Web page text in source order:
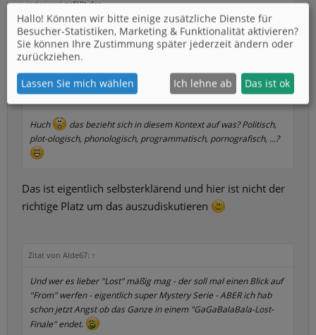
inderiegelgefällt das.
inderiegel
Neuling
Zitat von 3way:↑
Huch
das bezieht sich in diesem Kontext auf was? Politisch,
plot-ologisch, phonologisch, programmatisch, pornografisch, ...?
Das ist eigentlich selbsterklärend und hier ist nicht der
richtige Platz um das auszudiskutieren
Zitat von Alde67: ↑
Und wer es lieber "Lost" mäßig mag - der soll mal einen Blick auf
"From" werfen - eigentlich super Mystery Serie - ABER ich hab
schon jetzt Angst ob das Ganze in einem "GaGaBalaBala-Lost-
Finale" endet.
Hallo! Könnten wir bitte einige zusätzliche Dienste für
Besucher-Statistiken, Marketing & Funktionalität aktivieren?
Sie können Ihre Zustimmung später jederzeit ändern oder
zurückziehen.
Lassen Sie mich wählen Ich lehne ab Das ist ok